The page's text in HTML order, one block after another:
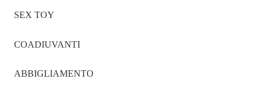
SEX TOY
COADIUVANTI
ABBIGLIAMENTO